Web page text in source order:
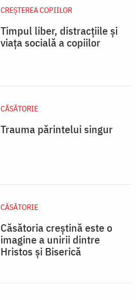
CREŞTEREA COPIILOR
Timpul liber, distracțiile și
viața socială a copiilor
CĂSĂTORIE
Trauma părintelui singur
CĂSĂTORIE
Căsătoria creștină este o
imagine a unirii dintre
Hristos și Biserică